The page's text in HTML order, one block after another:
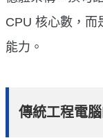
CPU 核心數，而
能力。
傳統工程電